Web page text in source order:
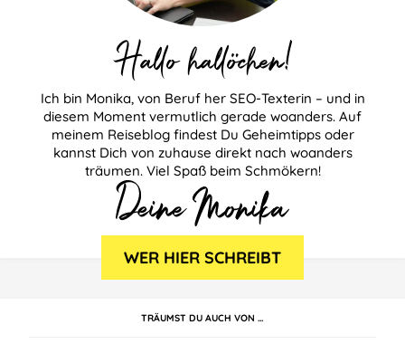
Hallo hallöchen!
Ich bin Monika, von Beruf her SEO-Texterin – und in
diesem Moment vermutlich gerade woanders. Auf
meinem Reiseblog findest Du Geheimtipps oder
kannst Dich von zuhause direkt nach woanders
träumen. Viel Spaß beim Schmökern!
TRÄUMST DU AUCH VON …